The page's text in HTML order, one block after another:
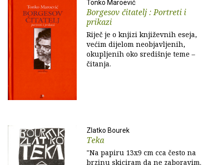
Tonko Maroević
Borgesov čitatelj : Portreti i
prikazi
Riječ je o knjizi književnih eseja,
većim dijelom neobjavljenih,
okupljenih oko središnje teme –
čitanja.
Zlatko Bourek
Teka
"Na papiru 13x9 cm cca često na
brzinu skiciram da ne zaboravim.